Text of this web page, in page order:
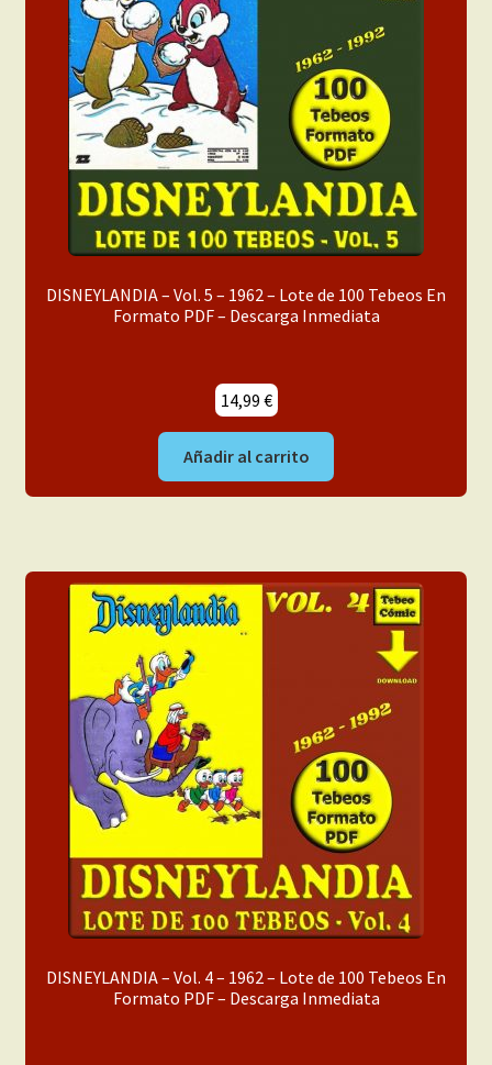
Mi cuenta
DISNEYLANDIA – Vol. 5 – 1962 – Lote de 100 Tebeos En
Formato PDF – Descarga Inmediata
14,99 €
Añadir al carrito
DISNEYLANDIA – Vol. 4 – 1962 – Lote de 100 Tebeos En
Formato PDF – Descarga Inmediata